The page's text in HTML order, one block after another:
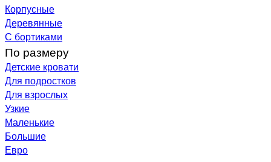
Корпусные
Деревянные
С бортиками
По размеру
Детские кровати
Для подростков
Для взрослых
Узкие
Маленькие
Большие
Евро